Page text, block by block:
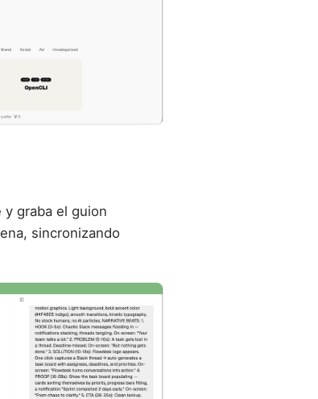
y graba el guion
sincronizando